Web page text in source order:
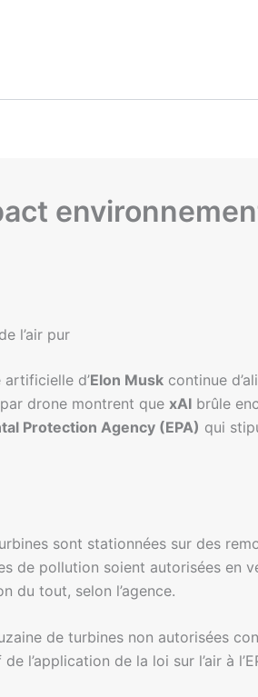
l’air pur
d’Elon Musk continue
drone montrent que xAI brûle
Protection Agency (EPA) qui
sont stationnées sur des
de pollution soient autorisées en
du tout, selon l’agence.
de turbines non autorisées
l’application de la loi sur l’air à